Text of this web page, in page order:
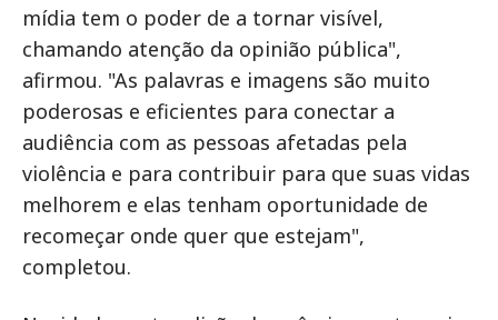
mídia tem o poder de a tornar visível,
chamando atenção da opinião pública",
afirmou. "As palavras e imagens são muito
poderosas e eficientes para conectar a
audiência com as pessoas afetadas pela
violência e para contribuir para que suas vidas
melhorem e elas tenham oportunidade de
recomeçar onde quer que estejam",
completou.